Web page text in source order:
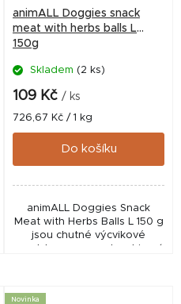
animALL Doggies snack
meat with herbs balls L
150g
Skladem (2 ks)
109 Kč / ks
Měrná
cena:
726,67 Kč / 1 kg
Do košíku
animALL Doggies Snack
Meat with Herbs Balls L 150 g
jsou chutné výcvikové
pamlsky pro psy s kombinací
Novinka